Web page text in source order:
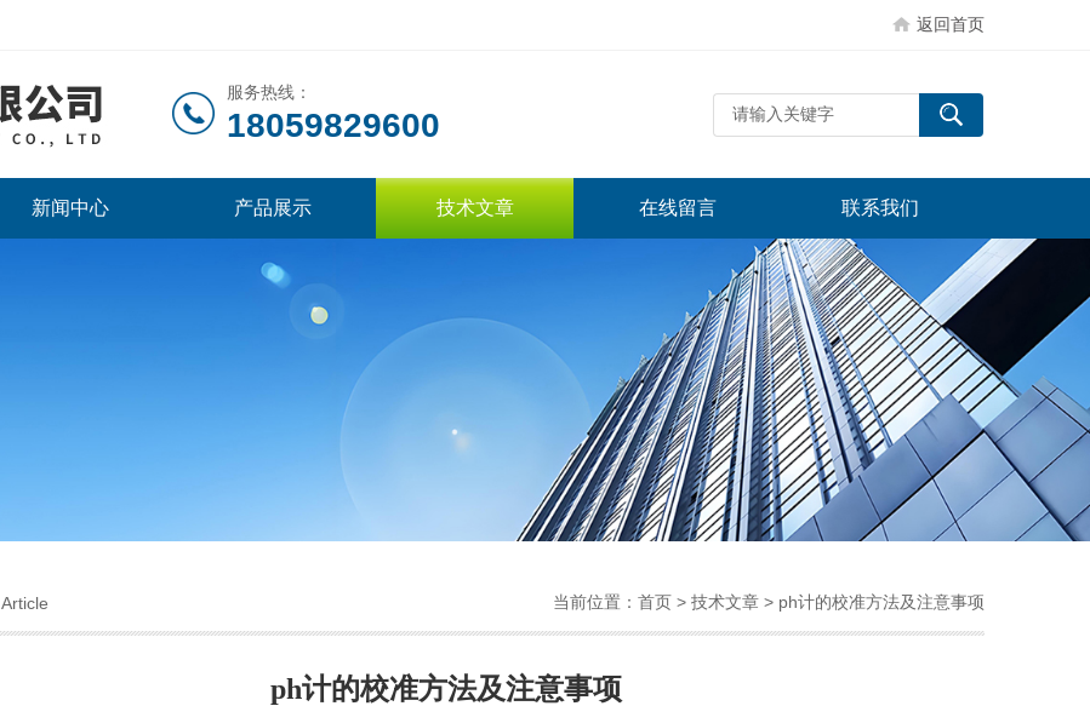
返回首页
服务热线：
18059829600
新闻中心 产品展示 技术文章 在线留言 联系我们
Article 当前位置： 首页 > 技术文章 > ph计的校准方法及注意事项
ph计的校准方法及注意事项